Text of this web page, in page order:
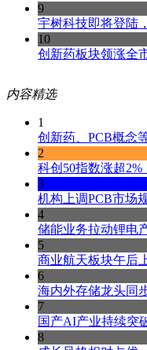
9
宇树科技即将登陆
10
创新药板块领涨全
内容精选
1
创新药、PCB概念
2
科创50指数涨超2%
3
机构上调PCB市场
4
储能业务拉动锂电
5
商业航天板块午后
6
海内外存储龙头同
7
国产AI产业持续突
8